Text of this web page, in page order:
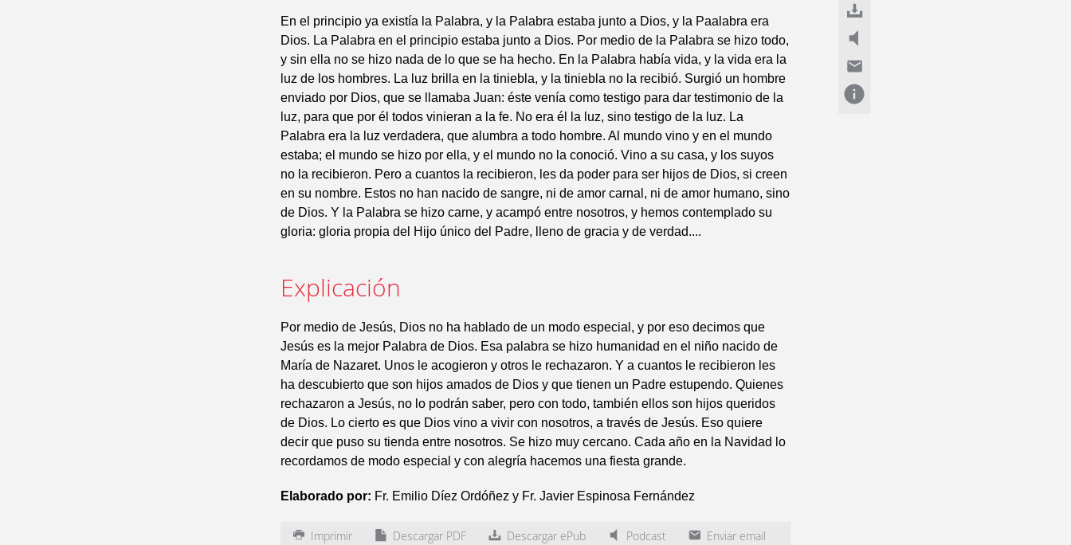
En el principio ya existía la Palabra, y la Palabra estaba junto a Dios, y la Paalabra era
Dios. La Palabra en el principio estaba junto a Dios. Por medio de la Palabra se hizo todo,
y sin ella no se hizo nada de lo que se ha hecho. En la Palabra había vida, y la vida era la
luz de los hombres. La luz brilla en la tiniebla, y la tiniebla no la recibió. Surgió un hombre
enviado por Dios, que se llamaba Juan: éste venía como testigo para dar testimonio de la
luz, para que por él todos vinieran a la fe. No era él la luz, sino testigo de la luz. La
Palabra era la luz verdadera, que alumbra a todo hombre. Al mundo vino y en el mundo
estaba; el mundo se hizo por ella, y el mundo no la conoció. Vino a su casa, y los suyos
no la recibieron. Pero a cuantos la recibieron, les da poder para ser hijos de Dios, si creen
en su nombre. Estos no han nacido de sangre, ni de amor carnal, ni de amor humano, sino
de Dios. Y la Palabra se hizo carne, y acampó entre nosotros, y hemos contemplado su
gloria: gloria propia del Hijo único del Padre, lleno de gracia y de verdad....
Explicación
Por medio de Jesús, Dios no ha hablado de un modo especial, y por eso decimos que
Jesús es la mejor Palabra de Dios. Esa palabra se hizo humanidad en el niño nacido de
María de Nazaret. Unos le acogieron y otros le rechazaron. Y a cuantos le recibieron les
ha descubierto que son hijos amados de Dios y que tienen un Padre estupendo. Quienes
rechazaron a Jesús, no lo podrán saber, pero con todo, también ellos son hijos queridos
de Dios. Lo cierto es que Dios vino a vivir con nosotros, a través de Jesús. Eso quiere
decir que puso su tienda entre nosotros. Se hizo muy cercano. Cada año en la Navidad lo
recordamos de modo especial y con alegría hacemos una fiesta grande.
Elaborado por: Fr. Emilio Díez Ordóñez y Fr. Javier Espinosa Fernández
Imprimir Descargar PDF Descargar ePub Podcast
Enviar email